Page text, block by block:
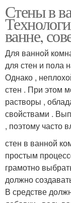
Стены в
ванне,
Для ванной
для стен и пола
Однако ,
стен . При этом
растворы ,
свойствами .
, поэтому часто
стен в ванной
простым
грамотно
должно
В средстве